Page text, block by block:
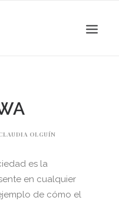
OLGUÍN
es la
en cualquier
de cómo el